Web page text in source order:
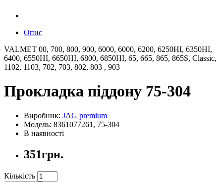
Опис
VALMET 00, 700, 800, 900, 6000, 6000, 6200, 6250HI, 6350HI,
6400, 6550HI, 6650HI, 6800, 6850HI, 65, 665, 865, 865S, Classic,
1102, 1103, 702, 703, 802, 803 , 903
Прокладка піддону 75-304
Виробник: JAG premium
Модель: 8361077261, 75-304
В наявності
351грн.
Кількість